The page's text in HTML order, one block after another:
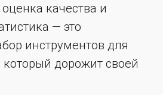
качества и
— это
инструментов для
дорожит своей